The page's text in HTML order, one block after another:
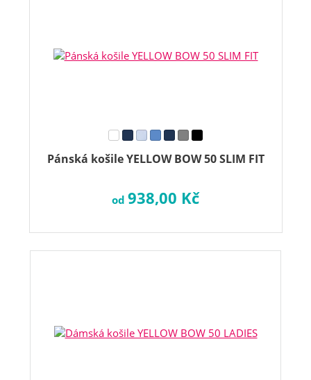
Pánská košile YELLOW BOW 50 SLIM FIT
od 938,00 Kč